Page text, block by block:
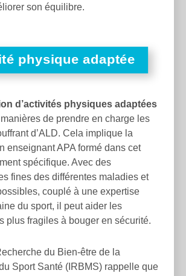
son équilibre.
physique adaptée
d’activités physiques adaptées
de prendre en charge les
d’ALD. Cela implique la
enseignant APA formé dans cet
spécifique. Avec des
fines des différentes maladies et
couplé à une expertise
du sport, il peut aider les
plus fragiles à bouger en sécurité.
du Bien-être de la
Sport Santé (IRBMS) rappelle que